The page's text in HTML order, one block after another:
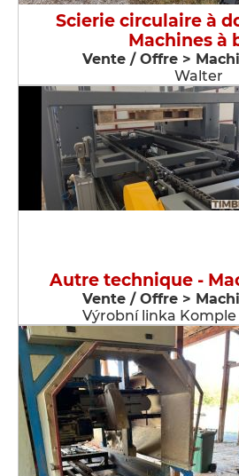
Scierie circulaire à
Machines à
Vente / Offre >
Walter
Autre technique -
Vente / Offre >
Výrobní linka Komple